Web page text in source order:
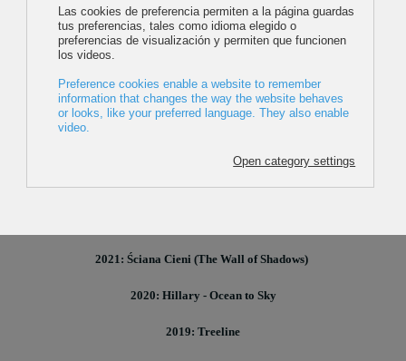
Buscar
Gran Premio
2025: Champions of the Golden Valley
2023: The Great White Whale
2021: Ściana Cieni (The Wall of Shadows)
2020: Hillary - Ocean to Sky
2019: Treeline